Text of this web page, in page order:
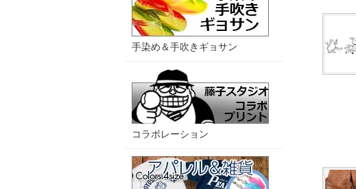
手染め＆手吹きギョサン
コラボレーション